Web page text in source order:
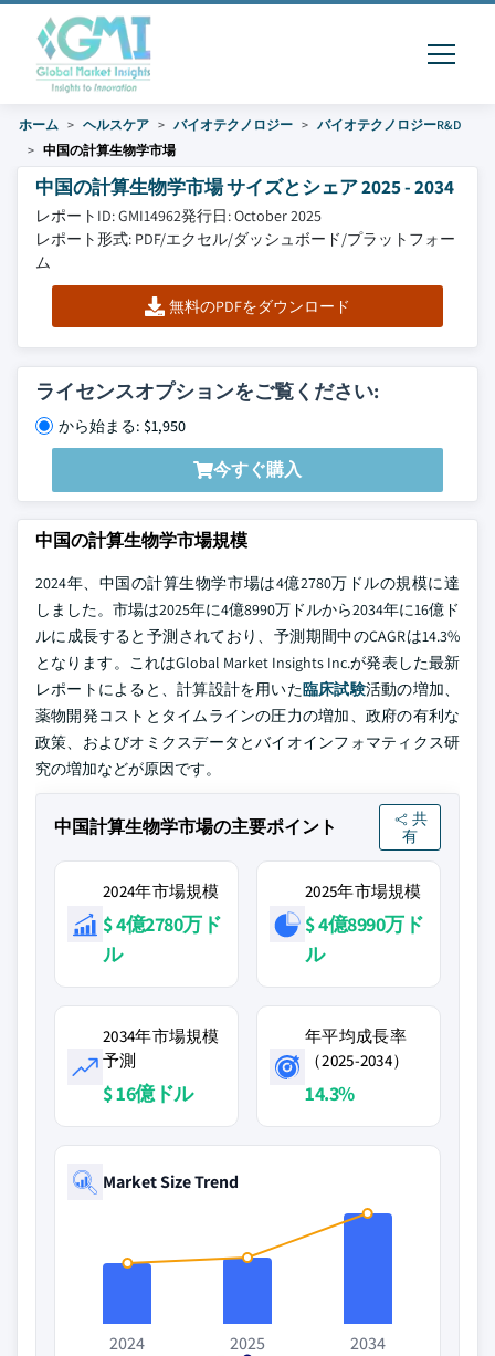
ホーム ヘルスケア バイオテクノロジー
バイオテクノロジーR&D
中国の計算生物学市場
中国の計算生物学市場 サイズとシェア 2025 - 2034
レポートID: GMI14962発行日: October 2025
レポート形式: PDF/エクセル/ダッシュボード/プラットフォー
ム
無料のPDFをダウンロード
ライセンスオプションをご覧ください:
から始まる: $1,950
今すぐ購入
中国の計算生物学市場規模
2024年、中国の計算生物学市場は4億2780万ドルの規模に達
しました。市場は2025年に4億8990万ドルから2034年に16億ド
ルに成長すると予測されており、予測期間中のCAGRは14.3%
となります。これはGlobal Market Insights Inc.が発表した最新
レポートによると、計算設計を用いた臨床試験活動の増加、
薬物開発コストとタイムラインの圧力の増加、政府の有利な
政策、およびオミクスデータとバイオインフォマティクス研
究の増加などが原因です。
中国計算生物学市場の主要ポイント
共
有
2024年市場規模
$ 4億2780万ド
ル
2025年市場規模
$ 4億8990万ド
ル
2034年市場規模
予測
$ 16億ドル
年平均成長率
（2025-2034）
14.3%
Market Size Trend
2024
2025
2034